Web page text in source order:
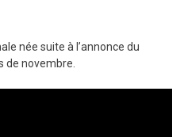
née suite à l’annonce du
de novembre.